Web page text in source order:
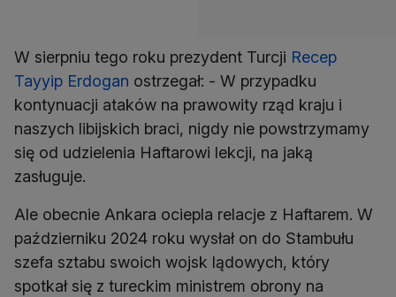
W sierpniu tego roku prezydent Turcji Recep
Tayyip Erdogan ostrzegał: - W przypadku
kontynuacji ataków na prawowity rząd kraju i
naszych libijskich braci, nigdy nie powstrzymamy
się od udzielenia Haftarowi lekcji, na jaką
zasługuje.
Ale obecnie Ankara ociepla relacje z Haftarem. W
październiku 2024 roku wysłał on do Stambułu
szefa sztabu swoich wojsk lądowych, który
spotkał się z tureckim ministrem obrony na